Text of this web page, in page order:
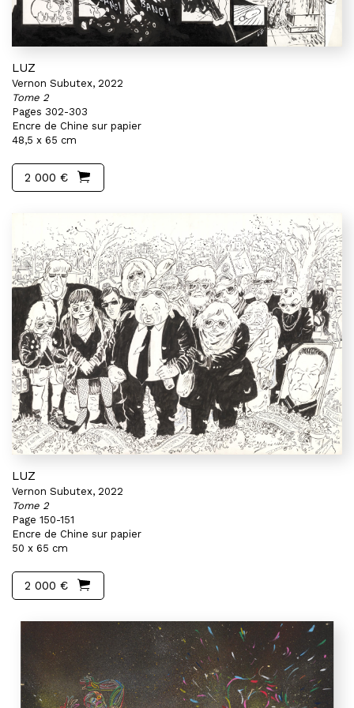
LUZ
Vernon Subutex, 2022
Tome 2
Pages 302-303
Encre de Chine sur papier
48,5 x 65 cm
2 000 €
LUZ
Vernon Subutex, 2022
Tome 2
Page 150-151
Encre de Chine sur papier
50 x 65 cm
2 000 €